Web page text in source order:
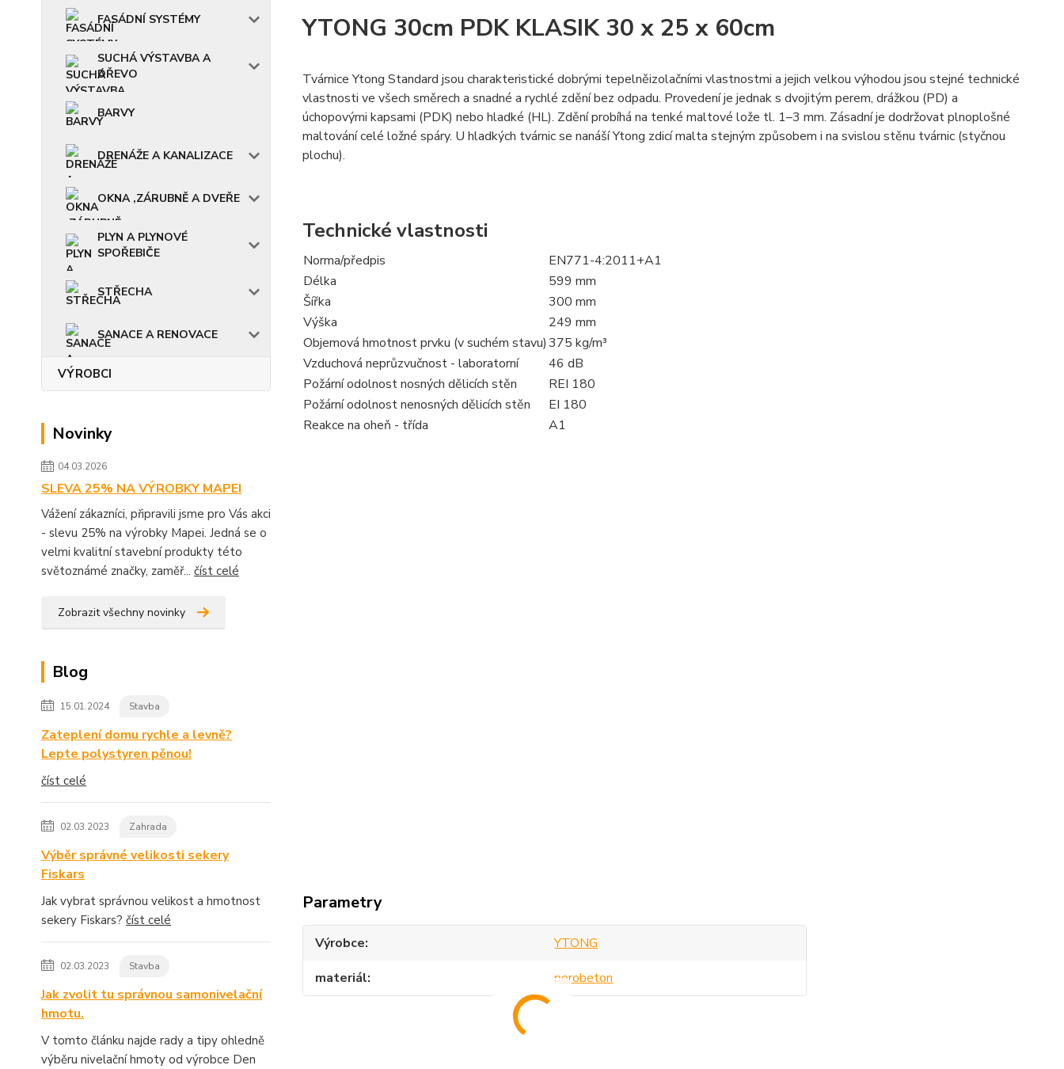
FASÁDNÍ SYSTÉMY
SUCHÁ VÝSTAVBA A
DŘEVO
BARVY
DRENÁŽE A KANALIZACE
OKNA ,ZÁRUBNĚ A DVEŘE
PLYN A PLYNOVÉ
SPOŘEBIČE
STŘECHA
SANACE A RENOVACE
VÝROBCI
Novinky
04.03.2026
SLEVA 25% NA VÝROBKY MAPEI
Vážení zákazníci, připravili jsme pro Vás akci
- slevu 25% na výrobky Mapei. Jedná se o
velmi kvalitní stavební produkty této
světoznámé značky, zaměř... číst celé
Zobrazit všechny novinky
Blog
15.01.2024 Stavba
Zateplení domu rychle a levně?
Lepte polystyren pěnou!
číst celé
02.03.2023 Zahrada
Výběr správné velikosti sekery
Fiskars
Jak vybrat správnou velikost a hmotnost
sekery Fiskars? číst celé
02.03.2023 Stavba
Jak zvolit tu správnou samonivelační
hmotu.
V tomto článku najde rady a tipy ohledně
výběru nivelační hmoty od výrobce Den
YTONG 30cm PDK KLASIK 30 x 25 x 60cm
Tvárnice Ytong Standard jsou charakteristické dobrými tepelněizolačními vlastnostmi a jejich velkou výhodou jsou stejné technické
vlastnosti ve všech směrech a snadné a rychlé zdění bez odpadu. Provedení je jednak s dvojitým perem, drážkou (PD) a
úchopovými kapsami (PDK) nebo hladké (HL). Zdění probíhá na tenké maltové lože tl. 1–3 mm. Zásadní je dodržovat plnoplošné
maltování celé ložné spáry. U hladkých tvárnic se nanáší Ytong zdicí malta stejným způsobem i na svislou stěnu tvárnic (styčnou
plochu).
Technické vlastnosti
Norma/předpis
EN771-4:2011+A1
Délka
599 mm
Šířka
300 mm
Výška
249 mm
Objemová hmotnost prvku (v suchém stavu)375 kg/m³
Vzduchová neprůzvučnost - laboratorní
46 dB
Požární odolnost nosných dělicích stěn
REI 180
Požární odolnost nenosných dělicích stěn
EI 180
Reakce na oheň - třída
A1
Parametry
Výrobce
YTONG
materiál
porobeton